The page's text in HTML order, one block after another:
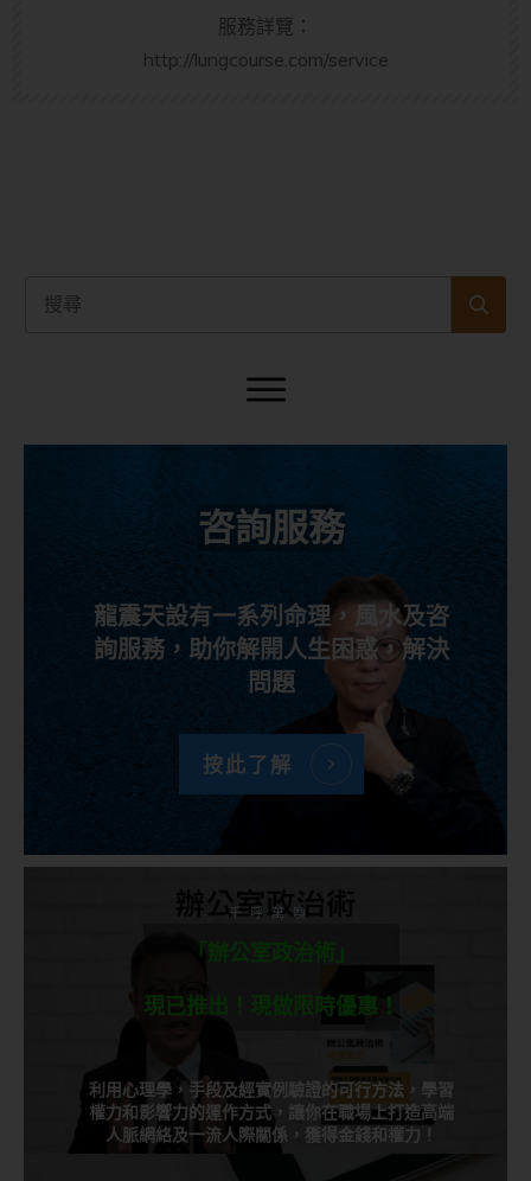
服務詳覽：
http://lungcourse.com/service
咨詢服務
龍震天設有一系列命理，風水及咨
詢服務，助你解開人生困惑，解決
問題
按此了解
千呼萬喚
「辦公室政治術」
現已推出！現做限時優惠！
利用心理學，手段及經實例驗證的可行方法，學習
權力和影響力的運作方式，讓你在職場上打造高端
人脈網絡及一流人際關係，獲得金錢和權力！